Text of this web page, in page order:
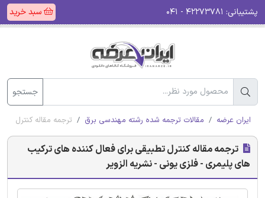
پشتیبانی: سبد خرید
جستجو
ایران عرضه مقالات ترجمه شده رشته مهندسی برق ترجمه مقاله کنترل
ترجمه مقاله کنترل تطبیقی برای فعال کننده های ترکیب
های پلیمری - فلزی یونی - نشریه الزویر